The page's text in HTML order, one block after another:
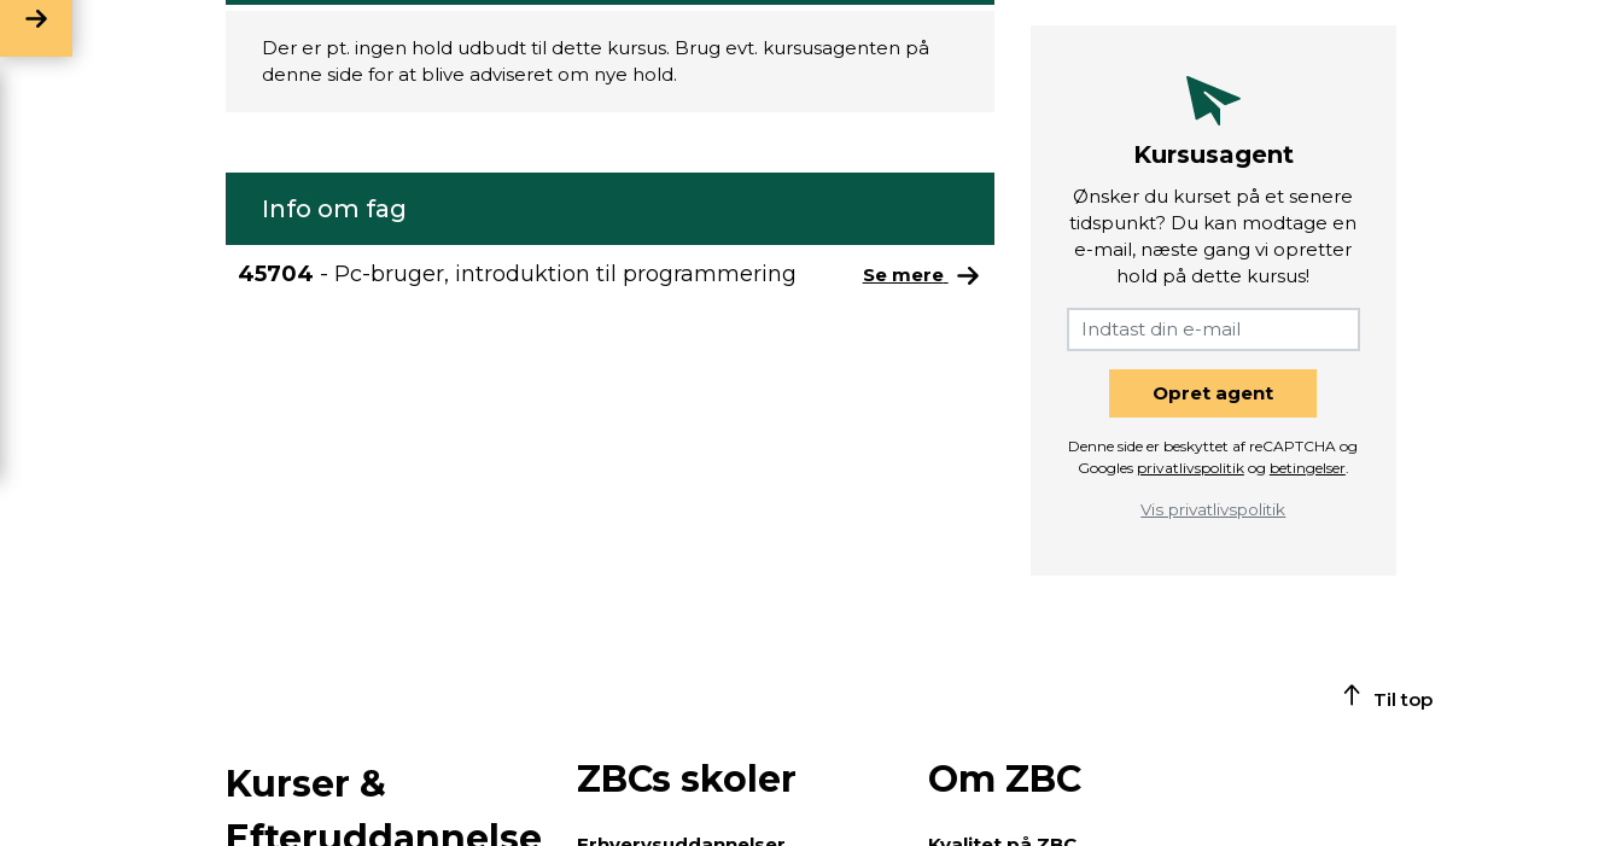
Der er pt. ingen hold udbudt til dette kursus. Brug evt. kursusagenten på
denne side for at blive adviseret om nye hold.
Info om fag
45704 - Pc-bruger, introduktion til programmering Se mere
Kursusagent
Ønsker du kurset på et senere
tidspunkt? Du kan modtage en
e-mail, næste gang vi opretter
hold på dette kursus!
Opret agent
Denne side er beskyttet af reCAPTCHA og
Googles privatlivspolitikog betingelser.
Vis privatlivspolitik
Til top
Kurser &
ZBCs skoler Om ZBC